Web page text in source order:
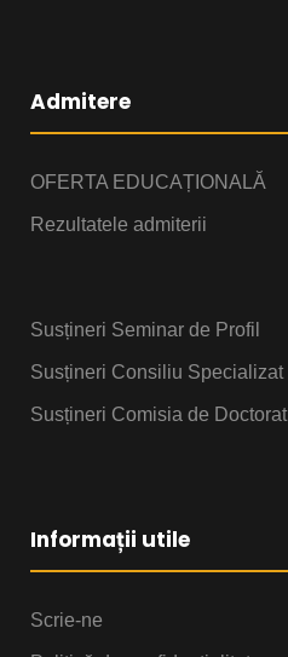
Admitere
OFERTA EDUCAȚIONALĂ
Rezultatele admiterii
Susțineri Seminar de Profil
Susțineri Consiliu Specializat
Susțineri Comisia de Doctorat
Informații utile
Scrie-ne